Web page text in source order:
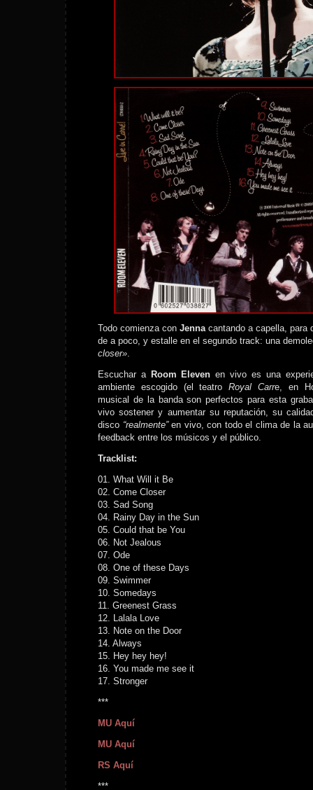
Todo comienza con Jennacantando a capella, para
de a poco, y estalle en el segundo track: una
closer».
Escuchar a Room Eleven en vivo es una
ambiente escogido (el teatroRoyal Carre, en
musical de la banda son perfectos para esta
vivo sostener y aumentar su reputación, su
disco “realmente”en vivo, con todo el clima de la
feedback entre los músicos y el público.
Tracklist:
01. What Will it Be
02. Come Closer
03. Sad Song
04. Rainy Day in the Sun
05. Could that be You
06. Not Jealous
07. Ode
08. One of these Days
09. Swimmer
10. Somedays
11. Greenest Grass
12. Lalala Love
13. Note on the Door
14. Always
15. Hey hey hey!
16. You made me see it
17. Stronger
***
MU Aquí
MU Aquí
RS Aquí
***